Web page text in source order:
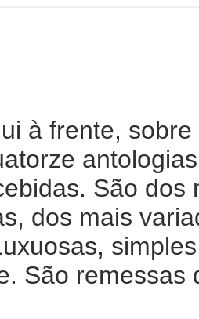
à frente,
São dos
dos mais
São remessas